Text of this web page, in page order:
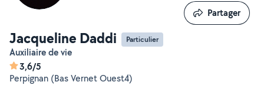
Jacqueline Daddi Particulier
Auxiliaire de vie
3,6/5
Perpignan (Bas Vernet Ouest4)
Partager
Partager